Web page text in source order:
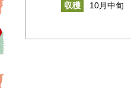
収穫 10月中旬